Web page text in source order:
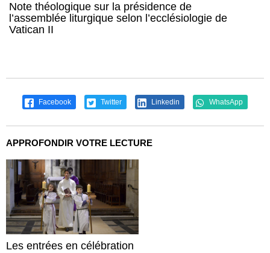
Note théologique sur la présidence de
l’assemblée liturgique selon l’ecclésiologie de
Vatican II
Facebook Twitter Linkedin WhatsApp
APPROFONDIR VOTRE LECTURE
Les entrées en célébration